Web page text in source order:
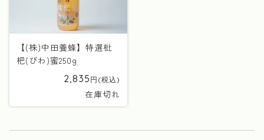
【(株)中田養蜂】特選枇
杷(びわ)蜜250g
2,835
在庫切れ